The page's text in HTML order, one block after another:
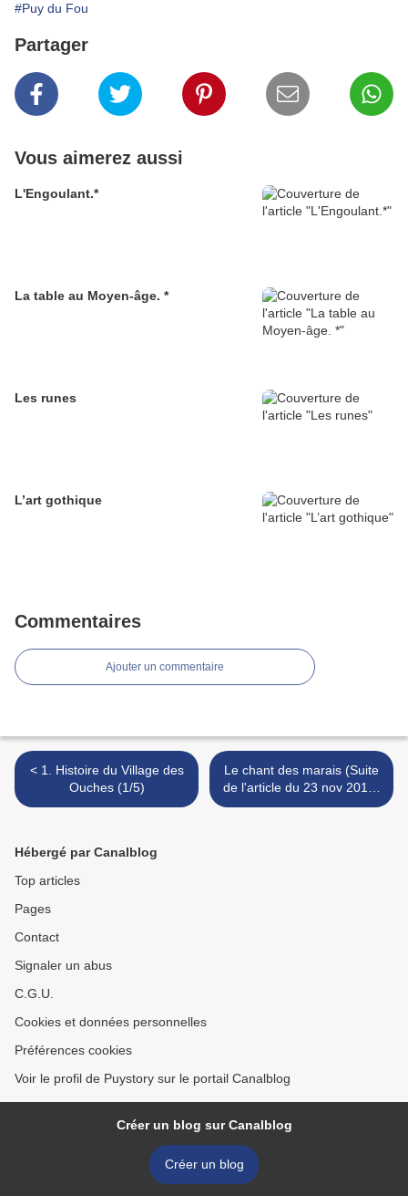
#Puy du Fou
Partager
Vous aimerez aussi
L'Engoulant.*
La table au Moyen-âge. *
Les runes
L’art gothique
Commentaires
Ajouter un commentaire
< 1. Histoire du Village des
Ouches (1/5)
Le chant des marais (Suite
de l'article du 23 nov 2016)
>
Hébergé par Canalblog
Top articles
Pages
Contact
Signaler un abus
C.G.U.
Cookies et données personnelles
Préférences cookies
Voir le profil de Puystory sur le portail Canalblog
Créer un blog sur Canalblog
Créer un blog